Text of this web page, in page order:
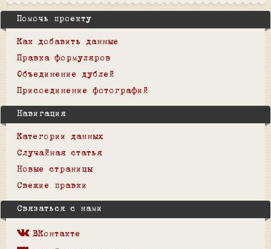
Помочь проекту
Как добавить данные
Правка формуляров
Объединение дублей
Присоединение фотографий
Навигация
Категории данных
Случайная статья
Новые страницы
Свежие правки
Связаться с нами
ВКонтакте